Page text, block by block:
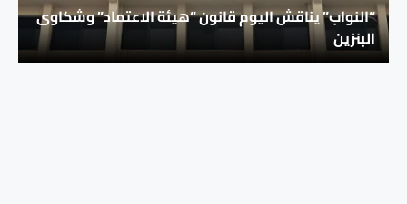
“النواب” يناقش اليوم قانون “هيئة الاعتماد” وشكاوى
البنزين